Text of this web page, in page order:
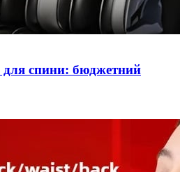
для спини: бюджетний